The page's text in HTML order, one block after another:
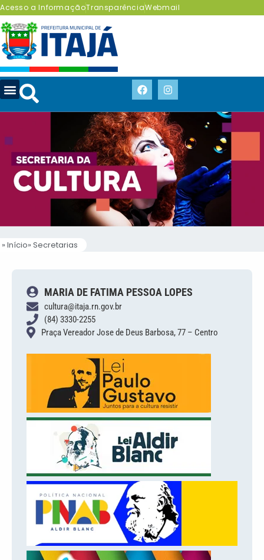
Acesso a InformaçãoTransparênciaWebmail
» Início» Secretarias
MARIA DE FATIMA PESSOA LOPES
cultura@itaja.rn.gov.br
(84) 3330-2255
Praça Vereador Jose de Deus Barbosa, 77 – Centro